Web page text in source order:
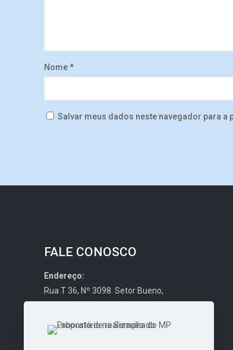
Nome*
Salvar meus dados neste navegador para a
FALE CONOSCO
Endereço:
Rua T 36, Nº 3098. Setor Bueno,
CEP: 74.223-052, Goiânia-GO